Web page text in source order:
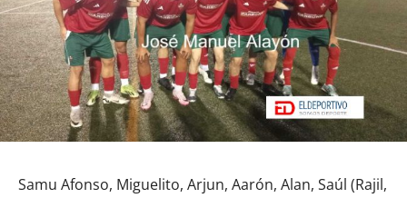
Samu Afonso, Miguelito, Arjun, Aarón, Alan, Saúl (Rajil,